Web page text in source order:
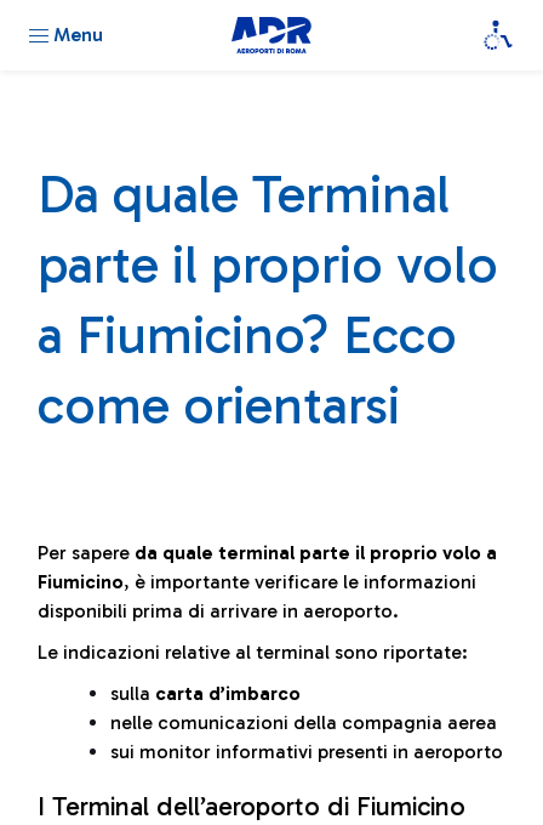
Menu
Da quale Terminal
parte il proprio volo
a Fiumicino? Ecco
come orientarsi
Per sapere da quale terminal parte il proprio volo a
Fiumicino, è importante verificare le informazioni
disponibili prima di arrivare in aeroporto.
Le indicazioni relative al terminal sono riportate:
sulla carta d’imbarco
nelle comunicazioni della compagnia aerea
sui monitor informativi presenti in aeroporto
I Terminal dell’aeroporto di Fiumicino